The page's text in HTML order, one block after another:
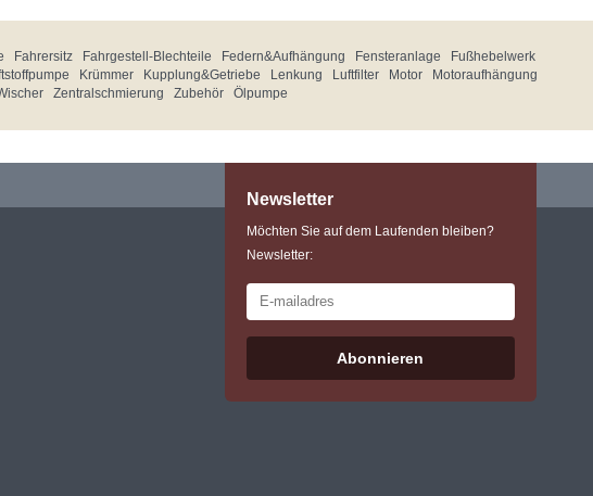
Fahrersitz Fahrgestell-Blechteile Federn&Aufhängung Fensteranlage
Fußhebelwerk
Krümmer Kupplung&Getriebe Lenkung Luftfilter Motor
Motoraufhängung
Zentralschmierung Zubehör Ölpumpe
Newsletter
Möchten Sie auf dem Laufenden bleiben?
Newsletter:
Abonnieren